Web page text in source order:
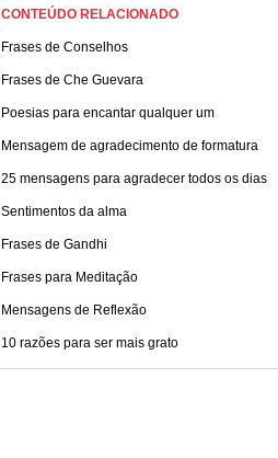
CONTEÚDO RELACIONADO
Frases de Conselhos
Frases de Che Guevara
Poesias para encantar qualquer um
Mensagem de agradecimento de formatura
25 mensagens para agradecer todos os dias
Sentimentos da alma
Frases de Gandhi
Frases para Meditação
Mensagens de Reflexão
10 razões para ser mais grato